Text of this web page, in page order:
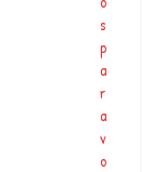
s
p
a
r
a
v
o